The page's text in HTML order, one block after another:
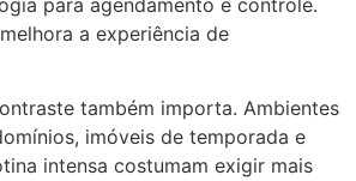
a experiência de
também importa. Ambientes
imóveis de temporada e
intensa costumam exigir mais